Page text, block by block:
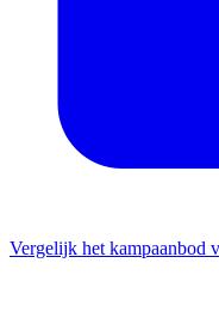
Vergelijk het kampaanbod